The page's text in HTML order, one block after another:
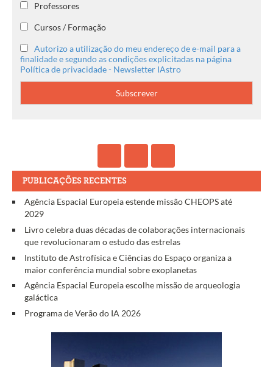
Professores
Cursos / Formação
Autorizo a utilização do meu endereço de e-mail para a
finalidade e segundo as condições explicitadas na página
Política de privacidade - Newsletter IAstro
PUBLICAÇÕES RECENTES
Agência Espacial Europeia estende missão CHEOPS até
2029
Livro celebra duas décadas de colaborações internacionais
que revolucionaram o estudo das estrelas
Instituto de Astrofísica e Ciências do Espaço organiza a
maior conferência mundial sobre exoplanetas
Agência Espacial Europeia escolhe missão de arqueologia
galáctica
Programa de Verão do IA 2026